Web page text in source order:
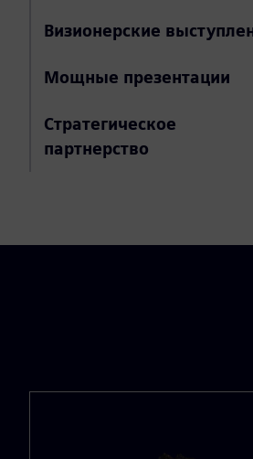
Визионерские
Мощные презентации
Стратегическое
партнерство